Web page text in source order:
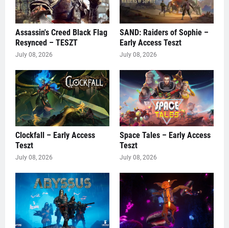
Assassin's Creed Black Flag
Resynced – TESZT
July 08, 2026
SAND: Raiders of Sophie –
Early Access Teszt
July 08, 2026
Clockfall – Early Access
Teszt
July 08, 2026
Space Tales – Early Access
Teszt
July 08, 2026